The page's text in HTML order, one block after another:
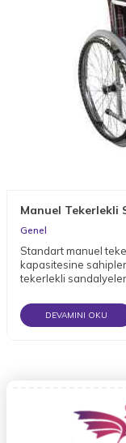
Manuel Tekerlekli
Genel
Standart manuel
kapasitesine
tekerlekli
DEVAMINI OKU